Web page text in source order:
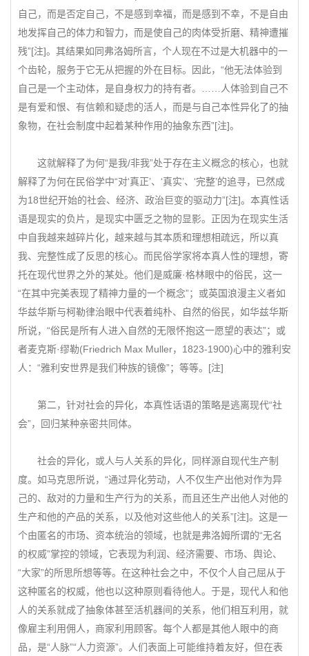
自己，而是否定自己，不是感到幸福，而是感到不幸，不是自由
地发挥自己的体力和智力，而是使自己的肉体受折磨、精神遭摧
残”[注]。其结果如同弗洛姆所言，个人现在不过是大机器中的一
个齿轮，服务于它无从把握的外在目标。因此，“他无法体验到
自己是一个主动体，是自身权力的持有者。……人体验到自己不
是有爱和恨、有信赖和疑虑的活人，而是与自己本性异化了的抽
象物，在社会制度中起着某种作用的抽象东西”[注]。
这就解释了为何“是我/非我”处于存在主义概念的核心，也就
解释了为何在民俗学中“对‘真正’、‘真实’、‘完整’的追寻，已然成
为18世纪开始的社会、经济、政治巨变的驱动力”[注]。本真性话
语是现实的负片，是现实中匮乏之物的显影。正因为在现实生活
中自我越来越碎片化，越来越与其本质和理想相疏远，所以真
我、完整性成了反思的核心。而民俗学家将本真人性的理想，寄
托在现代世界之外的某处。他们是威廉·格林眼中的俗民，这一
“在其中完美表现了精神力量的一个概念”；或英国浪漫主义者如
华兹华斯与柯勒律治眼中代表着纯朴、自然的俗民，如华兹华斯
所说，“俗民是所有人进入自然的无限怀抱这一愿望的表达”；或
者麦克斯·缪勒(Friedrich Max Muller，1823-1900)心中的雅利安
人：“雅利安世界是我们种族的镜像”；等等。[注]
第二，针对社会的异化，本真性话语的策略是逃离现代“社
会”，回归某种亲密共同体。
社会的异化，或人与人关系的异化，同样源自现代生产制
度。如马克思所说，“通过异化劳动，人不仅生产出他对作为异
己的、敌对的力量和生产行为的关系，而且还生产出他人对他的
生产和他的产品的关系，以及他对这些他人的关系”[注]。这是一
个由匿名的市场、资本统治的领域，也就是弗洛姆所谓的“无名
的权威”掌控的领域，它表现为利润、经济需要、市场、舆论、
“大家”的所思所想等等。在这种社会之中，不仅个人自己屈从于
这种匿名的权威，他也以这种原则看待他人。于是，现代人和他
人的关系就成了抽象体甚至活机器间的关系，他们相互利用，就
像雇主利用佣人，商家利用顾客。每个人都是其他人眼中的商
品，是“人脉”“人力资源”。人们表面上可能维持着友好，但在表